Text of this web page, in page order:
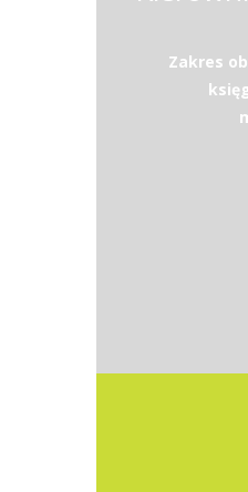
Zakres